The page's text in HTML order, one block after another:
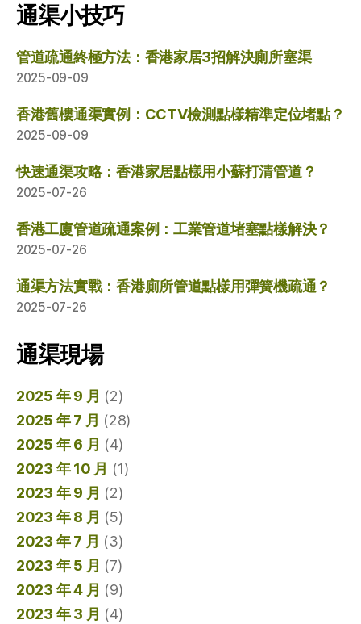
通渠小技巧
管道疏通終極方法：香港家居3招解決廁所塞渠
2025-09-09
香港舊樓通渠實例：CCTV檢測點樣精準定位堵點？
2025-09-09
快速通渠攻略：香港家居點樣用小蘇打清管道？
2025-07-26
香港工廈管道疏通案例：工業管道堵塞點樣解決？
2025-07-26
通渠方法實戰：香港廁所管道點樣用彈簧機疏通？
2025-07-26
通渠現場
2025 年 9 月 (2)
2025 年 7 月 (28)
2025 年 6 月 (4)
2023 年 10 月 (1)
2023 年 9 月 (2)
2023 年 8 月 (5)
2023 年 7 月 (3)
2023 年 5 月 (7)
2023 年 4 月 (9)
2023 年 3 月 (4)